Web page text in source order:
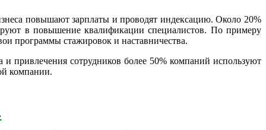
повышают зарплаты и проводят индексацию. Около 20%
в повышение квалификации специалистов. По примеру
программы стажировок и наставничества.
привлечения сотрудников более 50% компаний используют
компании.